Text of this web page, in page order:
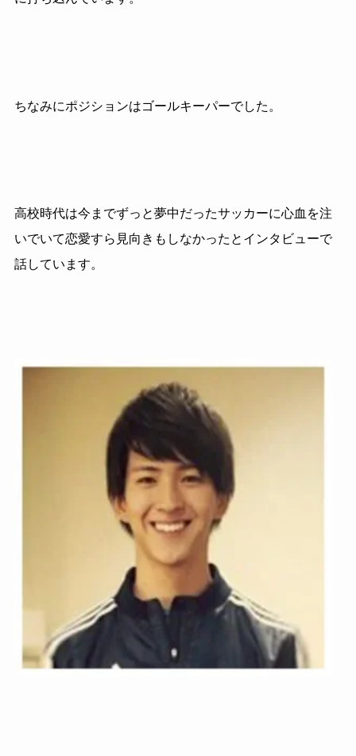
ちなみにポジションはゴールキーパーでした。
高校時代は今までずっと夢中だったサッカーに心血を注
いでいて恋愛すら見向きもしなかったとインタビューで
話しています。